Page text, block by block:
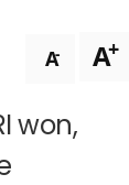
A- A+
won,